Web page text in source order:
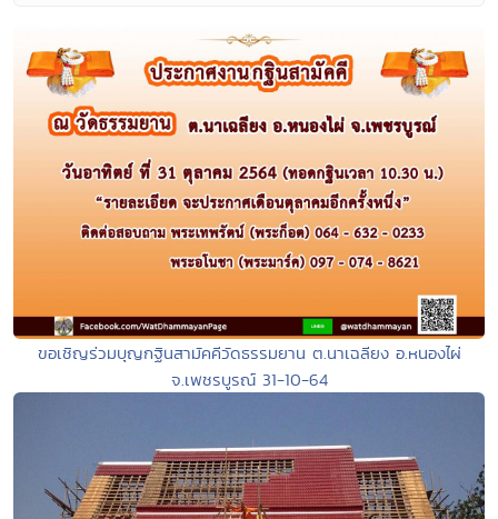
ขอเชิญร่วมบุญกฐินสามัคคีวัดธรรมยาน ต.นาเฉลียง อ.หนองไผ่
จ.เพชรบูรณ์ 31-10-64